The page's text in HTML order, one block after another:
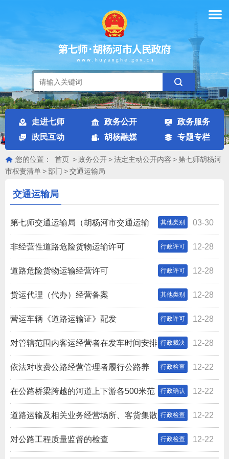
走进七师 政务公开
政务服务
政民互动
胡杨融媒 专题专栏
您的位置： 首页 >政务公开>法定主动公开内容 >第七师胡杨河
市权责清单>部门 >交通运输局
交通运输局
03-30
其他类别
第七师交通运输局（胡杨河市交通运输
局）权力清单和责任清单 12-28
行政许可
非经营性道路危险货物运输许可
12-28
行政许可
道路危险货物运输经营许可
12-28
其他类别
货运代理（代办）经营备案
12-28
行政许可
营运车辆《道路运输证》配发
12-28
行政裁决
对管辖范围内客运经营者在发车时间安排
上发生纠纷的裁决 12-22
行政检查
依法对收费公路经营管理者履行公路养
护、绿化和公路用地范围内的水土保持义务实施的检查
12-22
行政确认
在公路桥梁跨越的河道上下游各500米范
围内进行疏浚作业的确认 12-22
行政检查
道路运输及相关业务经营场所、客货集散
地进行监督检查 12-22
行政检查
对公路工程质量监督的检查